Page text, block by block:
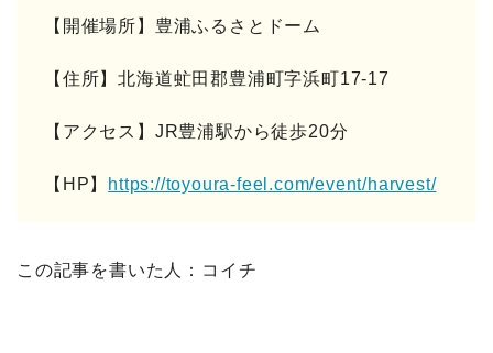
【開催場所】豊浦ふるさとドーム
【住所】北海道虻田郡豊浦町字浜町17-17
【アクセス】JR豊浦駅から徒歩20分
【HP】 https://toyoura-feel.com/event/harvest/
この記事を書いた人：コイチ